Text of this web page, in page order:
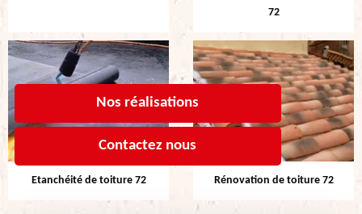
Nos réalisations
Contactez nous
72
Etanchéité de toiture 72 Rénovation de toiture 72